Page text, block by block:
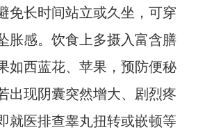
免长时间站立或久坐，可穿
胀感。饮食上多摄入富含膳
如西蓝花、苹果，预防便秘
出现阴囊突然增大、剧烈疼
就医排查睾丸扭转或嵌顿等